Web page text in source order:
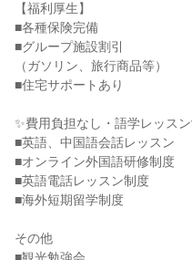
【福利厚生】
■各種保険完備
■グループ施設割引
（ガソリン、旅行商品等）
■住宅サポートあり
✨費用負担なし・語学レッス
■英語、中国語会話レッスン
■オンライン外国語研修制度
■英語電話レッスン制度
■海外短期留学制度
その他